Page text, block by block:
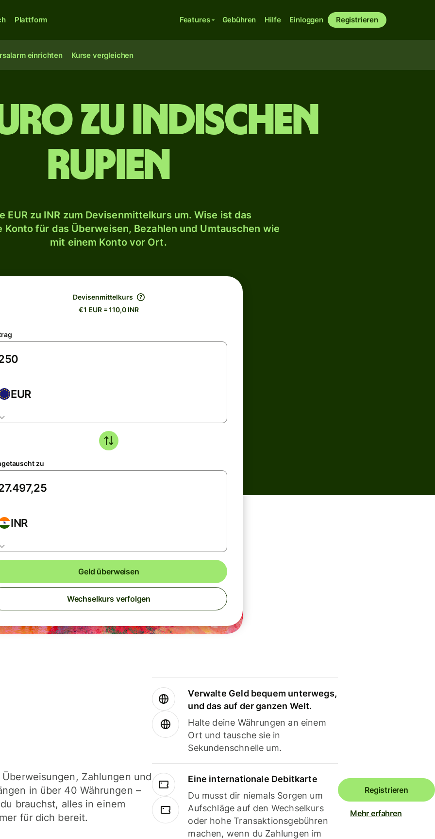
Plattform Features Gebühren Hilfe Einloggen Registrieren
einrichten Kurse vergleichen
zu indischen
Rupien
EUR zu INR zum Devisenmittelkurs um. Wise ist das
Konto für das Überweisen, Bezahlen und Umtauschen wie
mit einem Konto vor Ort.
Devisenmittelkurs
€1 EUR = 110,0 INR
EUR
zu
INR
Geld überweisen
Wechselkurs verfolgen
Zahlungen und
in über 40 Währungen –
brauchst, alles in einem
für dich bereit.
Verwalte Geld bequem unterwegs,
und das auf der ganzen Welt.
Halte deine Währungen an einem
Ort und tausche sie in
Sekundenschnelle um.
Eine internationale Debitkarte
Du musst dir niemals Sorgen um
Aufschläge auf den Wechselkurs
oder hohe Transaktionsgebühren
machen, wenn du Zahlungen im
Registrieren
Mehr erfahren